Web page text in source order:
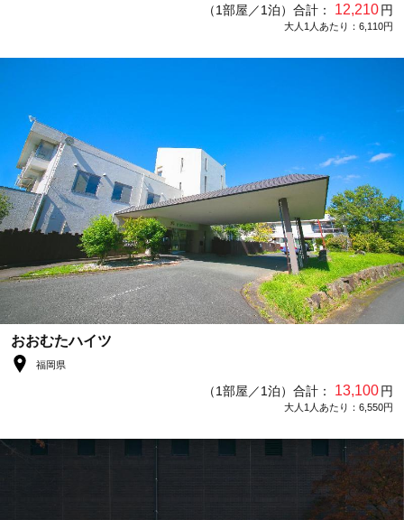
（1部屋／1泊）合計： 12,210円
大人1人あたり：6,110円
おおむたハイツ
福岡県
（1部屋／1泊）合計： 13,100円
大人1人あたり：6,550円